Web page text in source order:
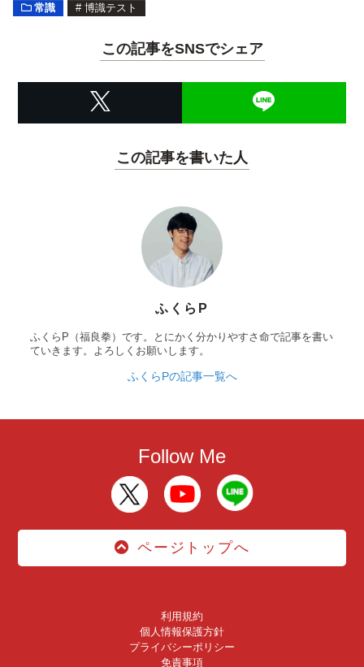
常識 # 博識テスト
この記事をSNSでシェア
この記事を書いた人
ふくらP
ふくらP（福良拳）です。とにかく分かりやすさ命で記事を書い
ていきます。よろしくお願いします。
ふくらPの記事一覧へ
Follow Me
ページトップへ
利用規約
個人情報保護方針
プライバシーポリシー
免責事項